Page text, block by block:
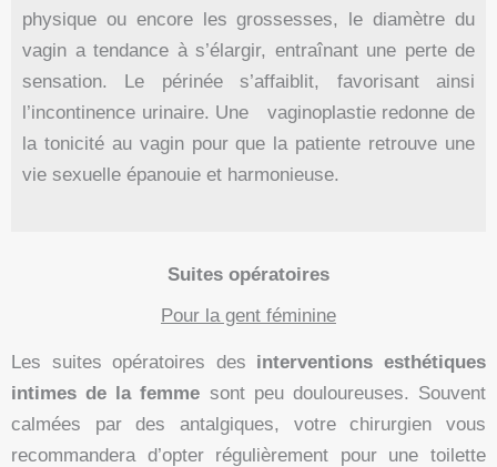
physique ou encore les grossesses, le diamètre du
vagin a tendance à s’élargir, entraînant une perte de
sensation. Le périnée s’affaiblit, favorisant ainsi
l’incontinence urinaire. Une vaginoplastie redonne de
la tonicité au vagin pour que la patiente retrouve une
vie sexuelle épanouie et harmonieuse.
Suites opératoires
Pour la gent féminine
Les suites opératoires des interventions esthétiques
intimes de la femme sont peu douloureuses. Souvent
calmées par des antalgiques, votre chirurgien vous
recommandera d’opter régulièrement pour une toilette